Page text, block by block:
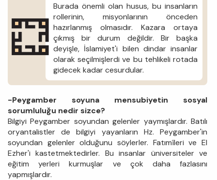
Burada önemli olan husus, bu insanların
rollerinin, misyonlarının önceden
hazırlanmış olmasıdır. Kazara ortaya
çıkmış bir durum değildir. Bir başka
deyişle, İslamiyet'i bilen dindar insanlar
olarak seçilmişlerdi ve bu tehlikeli rotada
gidecek kadar cesurdular.
-Peygamber soyuna mensubiyetin sosyal
sorumluluğu nedir sizce?
Bilgiyi Peygamber soyundan gelenler yaymışlardır. Batılı
oryantalistler de bilgiyi yayanların Hz. Peygamber'in
soyundan gelenler olduğunu söylerler. Fatımîleri ve El
Ezher'i kastetmektedirler. Bu insanlar üniversiteler ve
eğitim yerleri kurmuşlar ve çok daha fazlasını
yapmışlardır.